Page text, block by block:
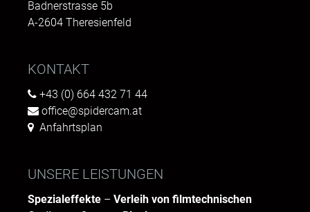
Badnerstrasse 5b
A-2604 Theresienfeld
KONTAKT
+43 (0) 664 432 71 44
office@spidercam.at
Anfahrtsplan
UNSERE LEISTUNGEN
Spezialeffekte – Verleih von filmtechnischen